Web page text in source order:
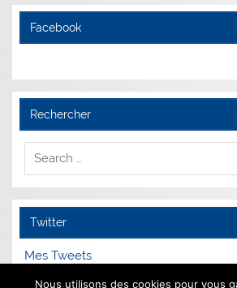
Facebook
Rechercher
Twitter
Mes Tweets
Nous utilisons des cookies pour vous